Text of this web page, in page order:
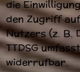
die
den Zugriff
Nutzers (z. B.
TTDSG
widerrufbar.